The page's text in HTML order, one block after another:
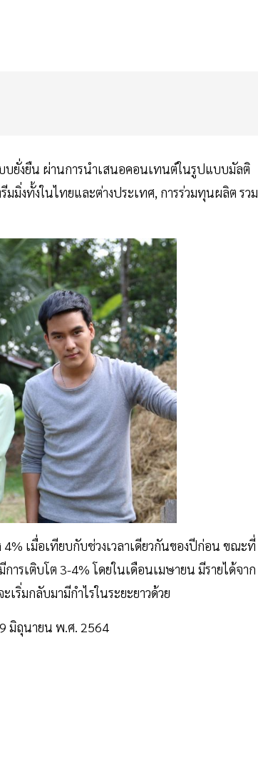
ยั่งยืน ผ่านการนำเสนอคอนเทนต์ในรูปแบบมัลติ
มิ่งทั้งในไทยและต่างประเทศ, การร่วมทุนผลิต รวม
เมื่อเทียบกับช่วงเวลาเดียวกันของปีก่อน ขณะที่
ารเติบโต 3-4% โดยในเดือนเมษายน มีรายได้จาก
มกลับมามีกำไรในระยะยาวด้วย
มิถุนายน พ.ศ. 2564